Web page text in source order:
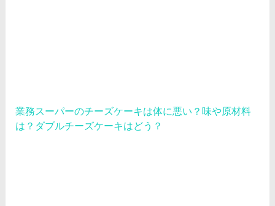
業務スーパーのチーズケーキは体に悪い？味や原材料
は？ダブルチーズケーキはどう？